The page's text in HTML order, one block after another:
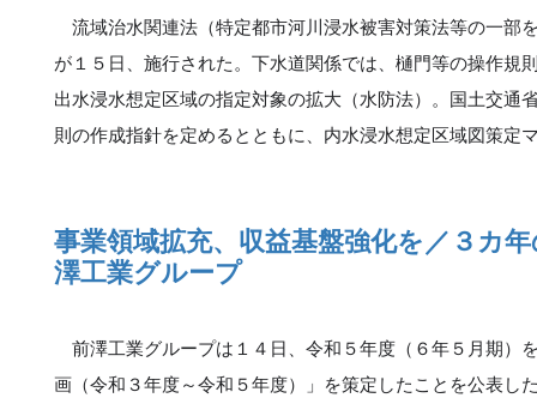
流域治水関連法（特定都市河川浸水被害対策法等の一部
が１５日、施行された。下水道関係では、樋門等の操作規
出水浸水想定区域の指定対象の拡大（水防法）。国土交通
則の作成指針を定めるとともに、内水浸水想定区域図策定
事業領域拡充、収益基盤強化を／３カ
澤工業グループ
前澤工業グループは１４日、令和５年度（６年５月期）
画（令和３年度～令和５年度）」を策定したことを公表し